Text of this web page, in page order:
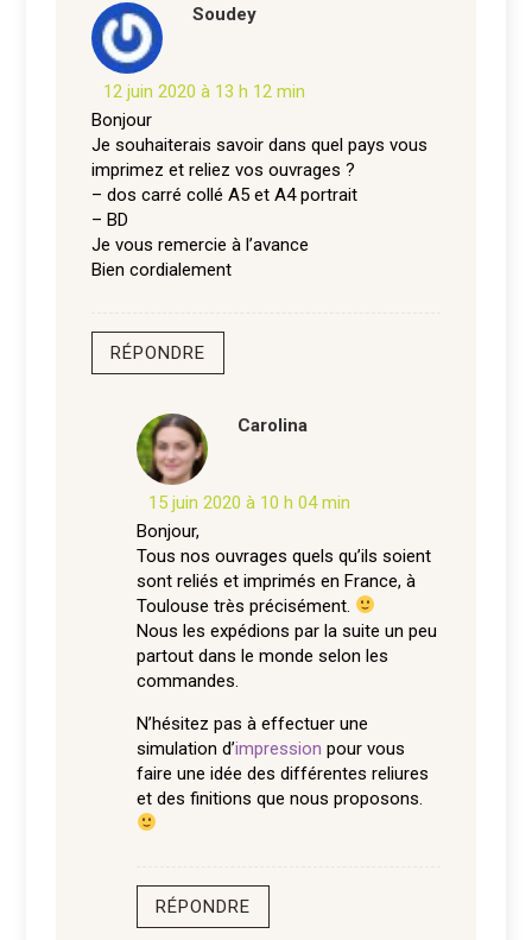
Soudey
12 juin 2020 à 13 h 12 min
Bonjour
Je souhaiterais savoir dans quel pays vous
imprimez et reliez vos ouvrages ?
– dos carré collé A5 et A4 portrait
– BD
Je vous remercie à l’avance
Bien cordialement
RÉPONDRE
Carolina
15 juin 2020 à 10 h 04 min
Bonjour,
Tous nos ouvrages quels qu’ils soient
sont reliés et imprimés en France, à
Toulouse très précisément.
Nous les expédions par la suite un peu
partout dans le monde selon les
commandes.
N’hésitez pas à effectuer une
simulation d’impression pour vous
faire une idée des différentes reliures
et des finitions que nous proposons.
RÉPONDRE